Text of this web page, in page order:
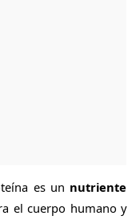
es un nutriente
el cuerpo humano y